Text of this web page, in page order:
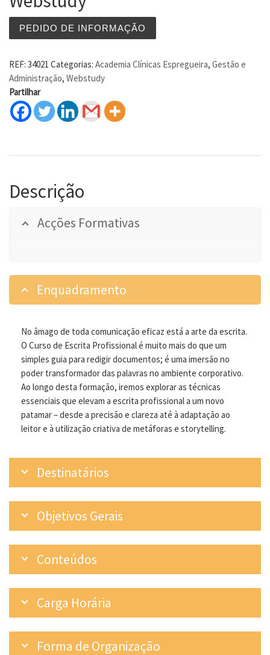
PEDIDO DE INFORMAÇÃO
REF: 34021 Categorias: Academia Clínicas Espregueira, Gestão e
Administração, Webstudy
Partilhar
Descrição
Acções Formativas
Enquadramento
No âmago de toda comunicação eficaz está a arte da escrita.
O Curso de Escrita Profissional é muito mais do que um
simples guia para redigir documentos; é uma imersão no
poder transformador das palavras no ambiente corporativo.
Ao longo desta formação, iremos explorar as técnicas
essenciais que elevam a escrita profissional a um novo
patamar – desde a precisão e clareza até à adaptação ao
leitor e à utilização criativa de metáforas e storytelling.
Destinatários
Objetivos Gerais
Conteúdos
Carga Horária
Forma de Organização